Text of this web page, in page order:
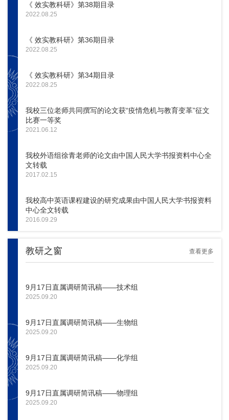
《 效实教科研》第38期目录
2022.08.25
《 效实教科研》第36期目录
2022.08.25
《 效实教科研》第34期目录
2022.08.25
我校三位老师共同撰写的论文获“疫情危机与教育变革”征文
比赛一等奖
2021.06.12
我校外语组徐青老师的论文由中国人民大学书报资料中心全
文转载
2017.02.15
我校高中英语课程建设的研究成果由中国人民大学书报资料
中心全文转载
2016.09.29
教研之窗 查看更多
9月17日直属调研简讯稿——技术组
2025.09.20
9月17日直属调研简讯稿——生物组
2025.09.20
9月17日直属调研简讯稿——化学组
2025.09.20
9月17日直属调研简讯稿——物理组
2025.09.20